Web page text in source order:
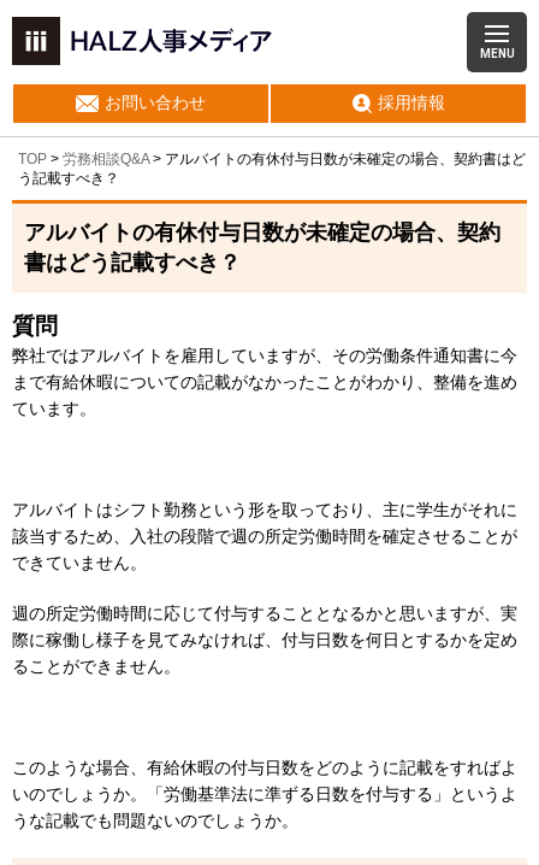
MENU
お問い合わせ 採用情報
TOP > 労務相談Q&A> アルバイトの有休付与日数が未確定の場合、契約書はど
う記載すべき？
アルバイトの有休付与日数が未確定の場合、契約
書はどう記載すべき？
質問
弊社ではアルバイトを雇用していますが、その労働条件通知書に今
まで有給休暇についての記載がなかったことがわかり、整備を進め
ています。
アルバイトはシフト勤務という形を取っており、主に学生がそれに
該当するため、入社の段階で週の所定労働時間を確定させることが
できていません。
週の所定労働時間に応じて付与することとなるかと思いますが、実
際に稼働し様子を見てみなければ、付与日数を何日とするかを定め
ることができません。
このような場合、有給休暇の付与日数をどのように記載をすればよ
いのでしょうか。「労働基準法に準ずる日数を付与する」というよ
うな記載でも問題ないのでしょうか。